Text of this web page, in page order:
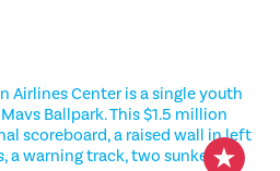
Airlines Center is a single youth
Ballpark. This $1.5 million
scoreboard, a raised wall in left
a warning track, two sunken